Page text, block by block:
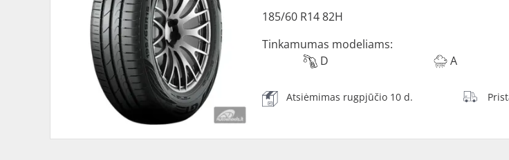
185/60 R14 82H
Tinkamumas modeliams:
D
A
Atsiėmimas rugpjūčio 10 d.